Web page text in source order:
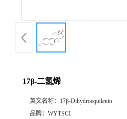
17β-二氢烯
英文名称： 17β-Dihydroequilenin
品牌： WYTSCI